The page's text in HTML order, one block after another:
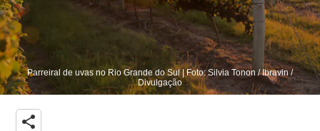
Parreiral de uvas no Rio Grande do Sul | Foto: Silvia Tonon / Ibravin /
Divulgação
share